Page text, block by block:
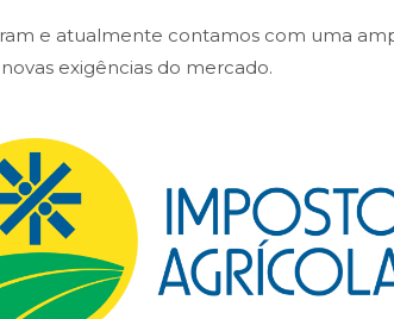
e atualmente contamos com uma
exigências do mercado.